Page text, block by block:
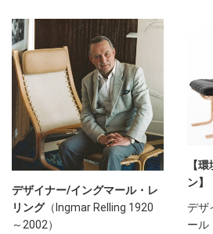
デザイナー/イングマール・レ
リング （Ingmar Relling 1920
～2002）
【
ン】
デザ
ール